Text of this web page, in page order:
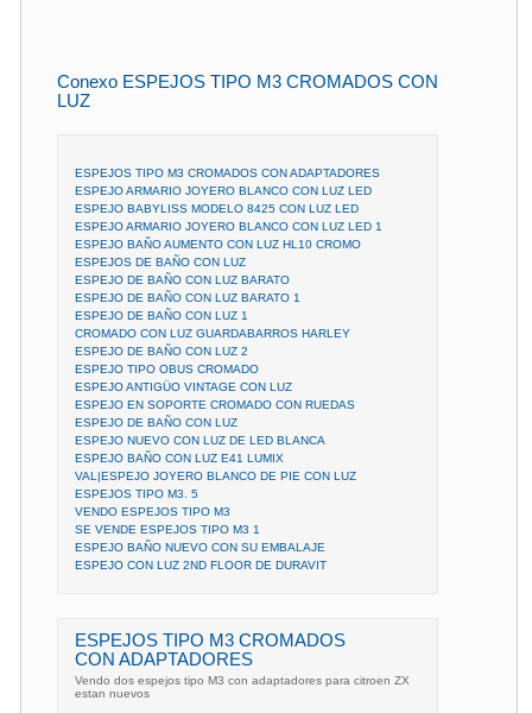
Conexo ESPEJOS TIPO M3 CROMADOS CON
LUZ
ESPEJOS TIPO M3 CROMADOS CON ADAPTADORES
ESPEJO ARMARIO JOYERO BLANCO CON LUZ LED
ESPEJO BABYLISS MODELO 8425 CON LUZ LED
ESPEJO ARMARIO JOYERO BLANCO CON LUZ LED 1
ESPEJO BAÑO AUMENTO CON LUZ HL10 CROMO
ESPEJOS DE BAÑO CON LUZ
ESPEJO DE BAÑO CON LUZ BARATO
ESPEJO DE BAÑO CON LUZ BARATO 1
ESPEJO DE BAÑO CON LUZ 1
CROMADO CON LUZ GUARDABARROS HARLEY
ESPEJO DE BAÑO CON LUZ 2
ESPEJO TIPO OBUS CROMADO
ESPEJO ANTIGÜO VINTAGE CON LUZ
ESPEJO EN SOPORTE CROMADO CON RUEDAS
ESPEJO DE BAÑO CON LUZ
ESPEJO NUEVO CON LUZ DE LED BLANCA
ESPEJO BAÑO CON LUZ E41 LUMIX
VAL|ESPEJO JOYERO BLANCO DE PIE CON LUZ
ESPEJOS TIPO M3. 5
VENDO ESPEJOS TIPO M3
SE VENDE ESPEJOS TIPO M3 1
ESPEJO BAÑO NUEVO CON SU EMBALAJE
ESPEJO CON LUZ 2ND FLOOR DE DURAVIT
ESPEJOS TIPO M3 CROMADOS
CON ADAPTADORES
Vendo dos espejos tipo M3 con adaptadores para citroen ZX
estan nuevos